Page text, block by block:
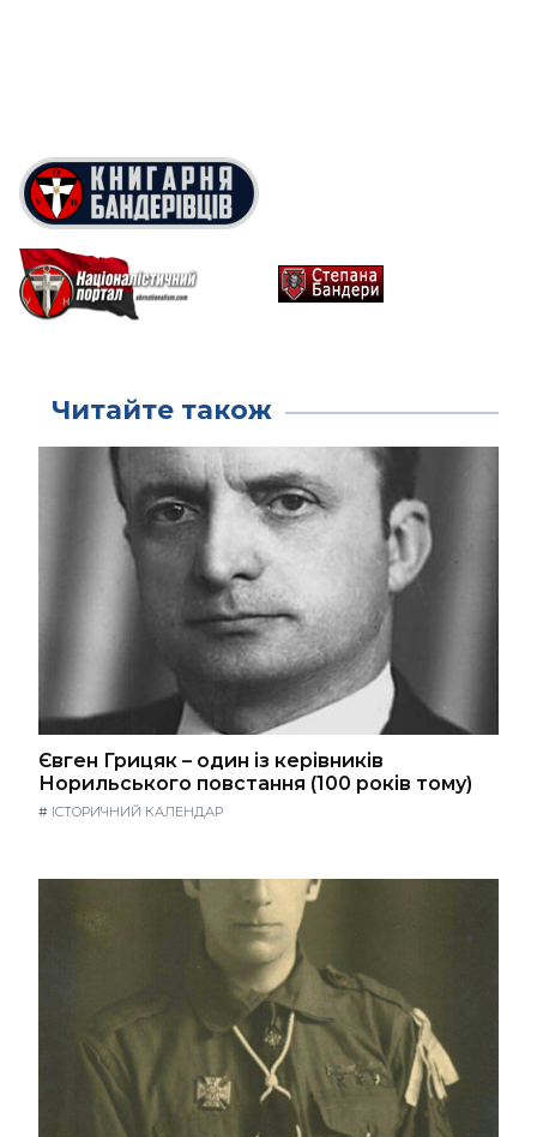
Читайте також
Євген Грицяк – один із керівників
Норильського повстання (100 років тому)
# ІСТОРИЧНИЙ КАЛЕНДАР